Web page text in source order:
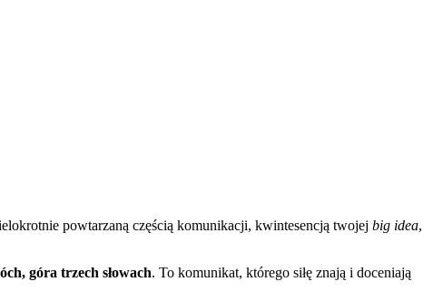
powtarzaną częścią komunikacji, kwintesencją twojej big idea,
góra trzech słowach. To komunikat, którego siłę znają i doceniają